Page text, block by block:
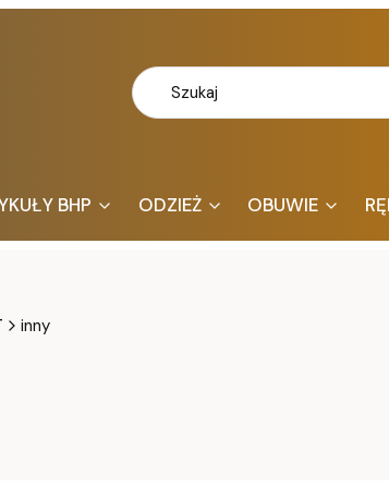
BHP ODZIEŻ OBUWIE
inny